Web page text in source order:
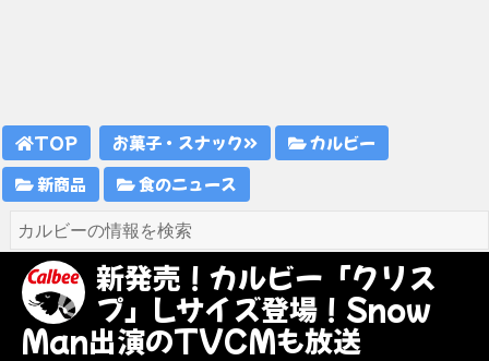
TOP お菓子・スナック
カルビー
新商品
食のニュース
新発売！カルビー「クリス
プ」Lサイズ登場！Snow
Man出演のTVCMも放送